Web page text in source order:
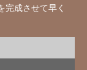
完成させて早く